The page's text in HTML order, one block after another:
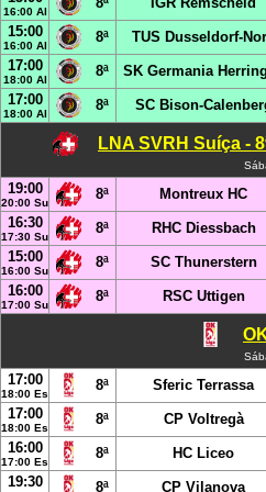
16:00 Al
15:00
16:00 Al
8ª
TUS Dusseldorf-
17:00
18:00 Al
8ª
SK Germania
17:00
18:00 Al
8ª SC Bison-
LNA SVRH Suíça -
19:00
20:00 Su
8ª
Montreux HC
16:30
17:30 Su
8ª
RHC Diessbach
15:00
16:00 Su
8ª
SC Thunerstern
16:00
17:00 Su
8ª RSC Uttigen
17:00
18:00 Es
8ª
Sferic Terrassa
17:00
18:00 Es
8ª
CP Voltregà
16:00
17:00 Es
8ª
HC Liceo
19:30
8ª CP Vilanova